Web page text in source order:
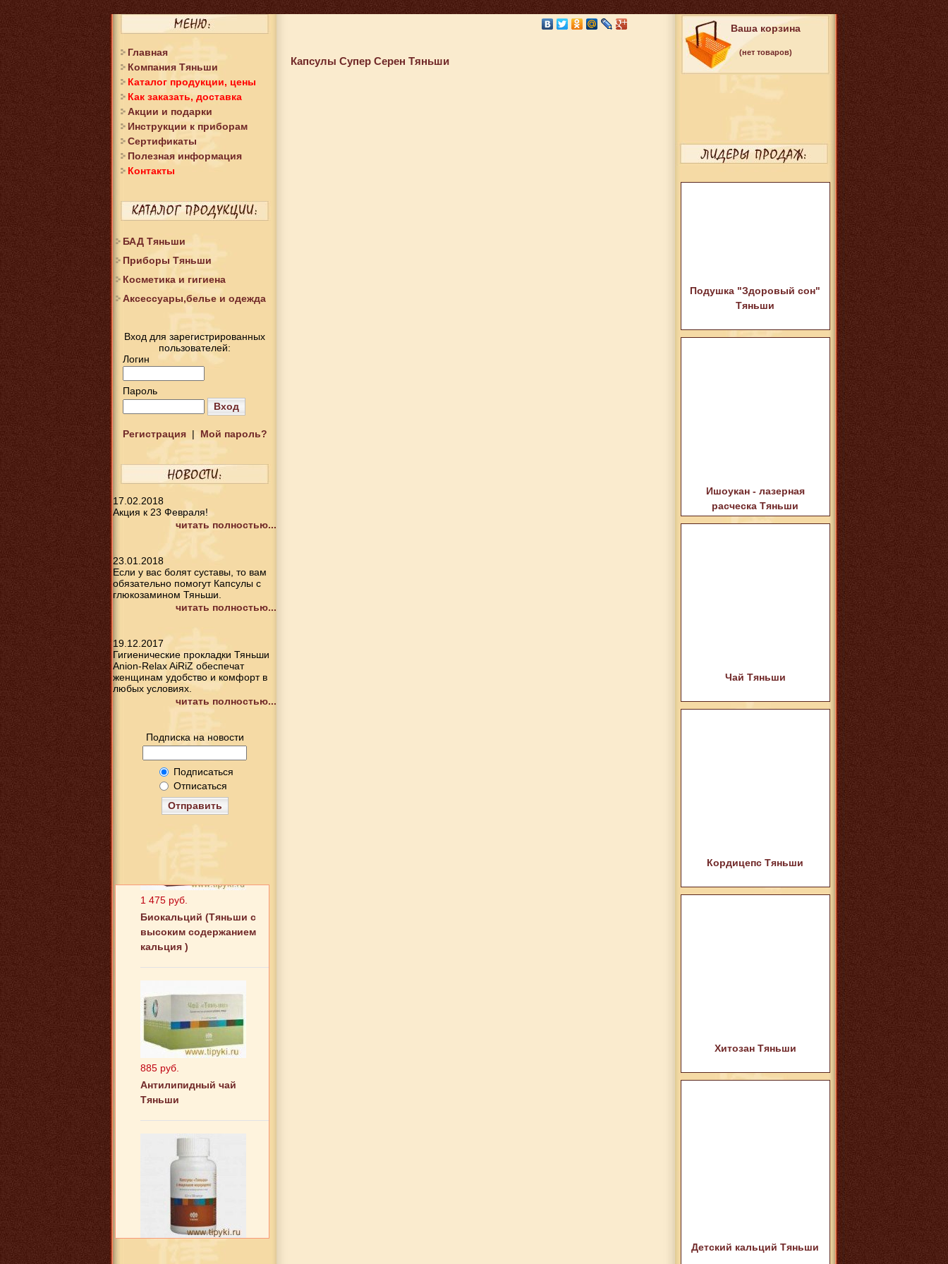
Главная
Компания Тяньши
Каталог продукции, цены
Как заказать, доставка
Акции и подарки
Инструкции к приборам
Сертификаты
Полезная информация
Контакты
БАД Тяньши
Приборы Тяньши
Косметика и гигиена
Аксессуары,белье и одежда
Вход для зарегистрированных
пользователей:
Логин
Пароль
Вход
Регистрация| Мой пароль?
17.02.2018
Акция к 23 Февраля!
читать полностью...
23.01.2018
Если у вас болят суставы, то вам
обязательно помогут Капсулы с
глюкозамином Тяньши.
читать полностью...
19.12.2017
Гигиенические прокладки Тяньши
Anion-Relax AiRiZ обеспечат
женщинам удобство и комфорт в
любых условиях.
читать полностью...
Подписка на новости
Подписаться
Отписаться
Отправить
Биокальций (Тяньши с
высоким содержанием
885 руб.
Антилипидный чай
Тяньши
2 832 руб.
Кордицепс Тяньши
Капсулы Супер Серен Тяньши
Ваша корзина
(нет товаров)
Подушка "Здоровый сон"
Тяньши
Ишоукан - лазерная
расческа Тяньши
Чай Тяньши
Кордицепс Тяньши
Хитозан Тяньши
Детский кальций Тяньши